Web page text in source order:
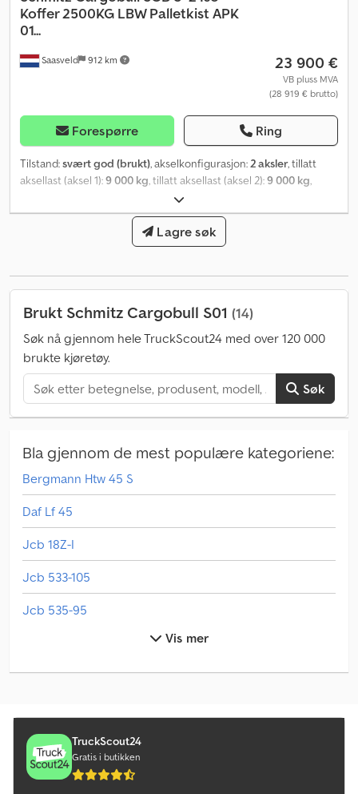
Saasveld 912 km
Koffer 2500KG LBW Palletkist APK
01...
23 900 €
VB pluss MVA
(28 919 € brutto)
Forespørre Ring
Tilstand:svært god (brukt), akselkonfigurasjon: 2 aksler, tillatt
aksellast (aksel 1):9 000 kg , tillatt aksellast (aksel 2):9 000 kg
, lasteromslengde:
lasteplassbredde:2 480 mm, lasteromshøyde:2 700 mm, fjæring:
8 730 mm , farge:hvit, Byggeår:
Lagre søk
Brukt Schmitz Cargobull S01 (14)
Søk nå gjennom hele TruckScout24 med over 120 000
brukte kjøretøy.
Søk
Bla gjennom de mest populære kategoriene:
Bergmann Htw 45 S
Daf Lf 45
Jcb 18Z-I
Jcb 533-105
Jcb 535-95
Kabelstyrt Rull-Av Tipper
Kempf Thkd 18
Krone Az
Vis mer
TruckScout24
Gratis i butikken